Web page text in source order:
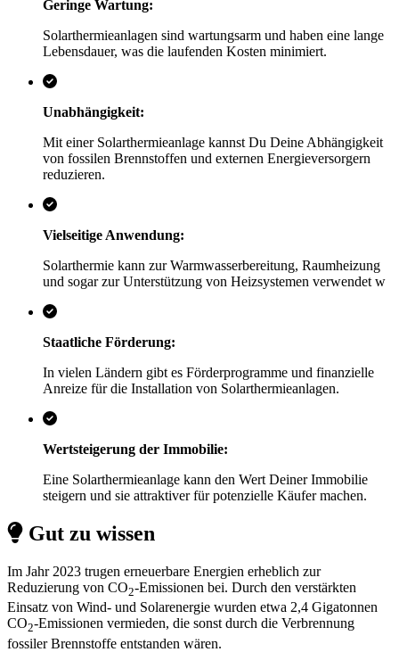
Geringe Wartung:
Solarthermieanlagen sind wartungsarm und haben eine lange
Lebensdauer, was die laufenden Kosten minimiert.
Unabhängigkeit:
Mit einer Solarthermieanlage kannst Du Deine Abhängigkeit
von fossilen Brennstoffen und externen Energieversorgern
reduzieren.
Vielseitige Anwendung:
Solarthermie kann zur Warmwasserbereitung, Raumheizung
und sogar zur Unterstützung von Heizsystemen verwendet w
Staatliche Förderung:
In vielen Ländern gibt es Förderprogramme und finanzielle
Anreize für die Installation von Solarthermieanlagen.
Wertsteigerung der Immobilie:
Eine Solarthermieanlage kann den Wert Deiner Immobilie
steigern und sie attraktiver für potenzielle Käufer machen.
Gut zu wissen
Im Jahr 2023 trugen erneuerbare Energien erheblich zur
Reduzierung von CO2-Emissionen bei. Durch den verstärkten
Einsatz von Wind- und Solarenergie wurden etwa 2,4 Gigatonnen
CO2-Emissionen vermieden, die sonst durch die Verbrennung
fossiler Brennstoffe entstanden wären.